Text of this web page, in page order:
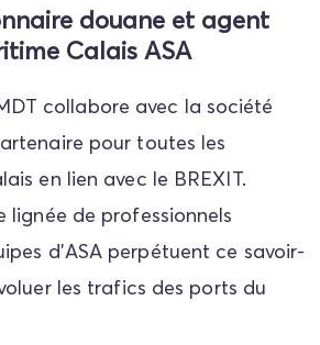
douane et agent
Calais ASA
collabore avec la société
pour toutes les
en lien avec le BREXIT.
lignée de professionnels
d’ASA perpétuent ce savoir-
les trafics des ports du